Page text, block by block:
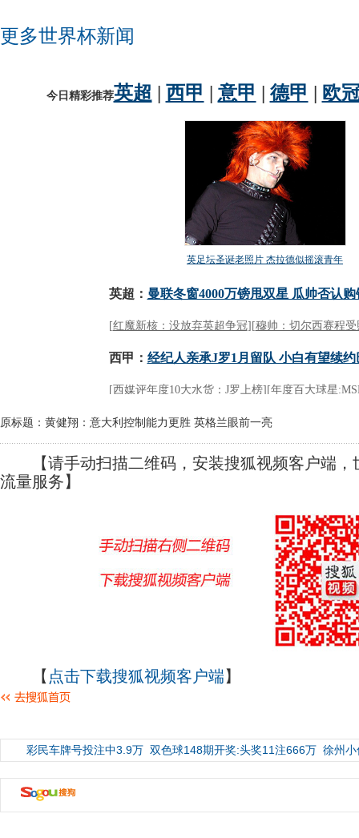
更多世界杯新闻
原标题：黄健翔：意大利控制能力更胜 英格兰眼前一亮
【请手动扫描二维码，安装搜狐视频客户端，
流量服务】
【 点击下载搜狐视频客户端】
彩民车牌号投注中3.9万 双色球148期开奖:头奖11注666万 徐州